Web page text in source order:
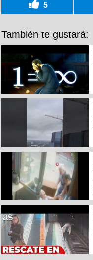
5
También te gustará: